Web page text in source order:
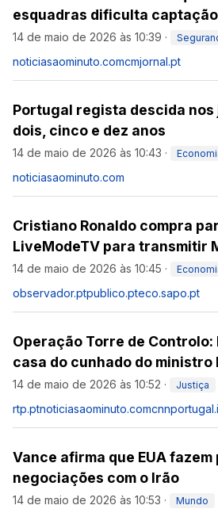
esquadras dificulta
14 de maio de 2026 às 10:39 ·
noticiasaominuto.comcmjornal.pt
Portugal regista descida nos
dois, cinco e dez anos
14 de maio de 2026 às 10:43 ·
noticiasaominuto.com
Cristiano Ronaldo compra
LiveModeTV para transmitir
14 de maio de 2026 às 10:45 ·
observador.ptpublico.pteco.sapo.pt
Operação Torre de Controlo:
casa do cunhado do ministro
14 de maio de 2026 às 10:52 · Justiça
rtp.ptnoticiasaominuto.com
Vance afirma que EUA
negociações com o Irão
14 de maio de 2026 às 10:53 · Mundo